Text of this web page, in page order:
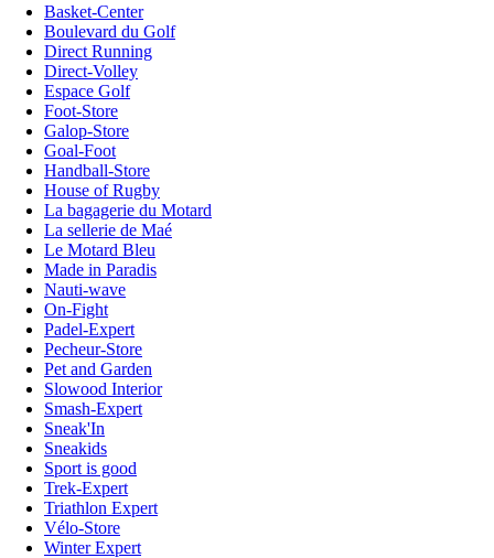
Basket-Center
Boulevard du Golf
Direct Running
Direct-Volley
Espace Golf
Foot-Store
Galop-Store
Goal-Foot
Handball-Store
House of Rugby
La bagagerie du Motard
La sellerie de Maé
Le Motard Bleu
Made in Paradis
Nauti-wave
On-Fight
Padel-Expert
Pecheur-Store
Pet and Garden
Slowood Interior
Smash-Expert
Sneak'In
Sneakids
Sport is good
Trek-Expert
Triathlon Expert
Vélo-Store
Winter Expert